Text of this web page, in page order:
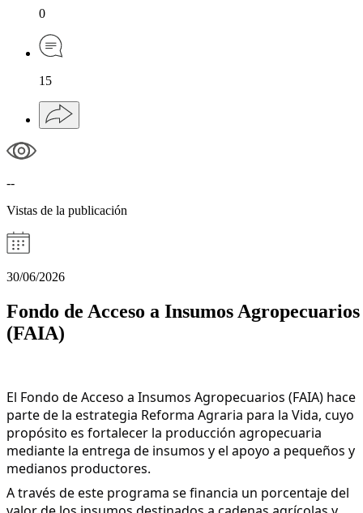
0
15
--
Vistas de la publicación
30/06/2026
Fondo de Acceso a Insumos Agropecuarios
(FAIA)
El Fondo de Acceso a Insumos Agropecuarios (FAIA) hace
parte de la estrategia Reforma Agraria para la Vida, cuyo
propósito es fortalecer la producción agropecuaria
mediante la entrega de insumos y el apoyo a pequeños y
medianos productores.
A través de este programa se financia un porcentaje del